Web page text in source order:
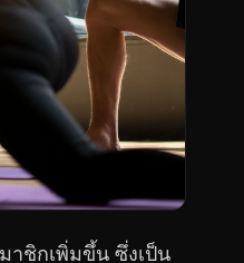
าชิกเพิ่มขึ้น ซึ่งเป็น